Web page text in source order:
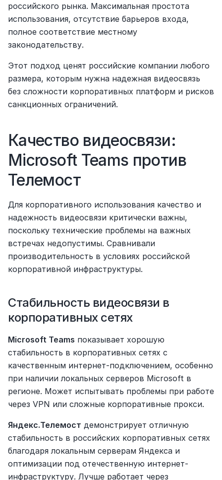
российского рынка. Максимальная простота
использования, отсутствие барьеров входа,
полное соответствие местному
законодательству.
Этот подход ценят российские компании любого
размера, которым нужна надежная видеосвязь
без сложности корпоративных платформ и рисков
санкционных ограничений.
Качество видеосвязи:
Microsoft Teams против
Телемост
Для корпоративного использования качество и
надежность видеосвязи критически важны,
поскольку технические проблемы на важных
встречах недопустимы. Сравнивали
производительность в условиях российской
корпоративной инфраструктуры.
Стабильность видеосвязи в
корпоративных сетях
Microsoft Teams показывает хорошую
стабильность в корпоративных сетях с
качественным интернет-подключением, особенно
при наличии локальных серверов Microsoft в
регионе. Может испытывать проблемы при работе
через VPN или сложные корпоративные прокси.
Яндекс.Телемост демонстрирует отличную
стабильность в российских корпоративных сетях
благодаря локальным серверам Яндекса и
оптимизации под отечественную интернет-
инфраструктуру. Лучше работает через